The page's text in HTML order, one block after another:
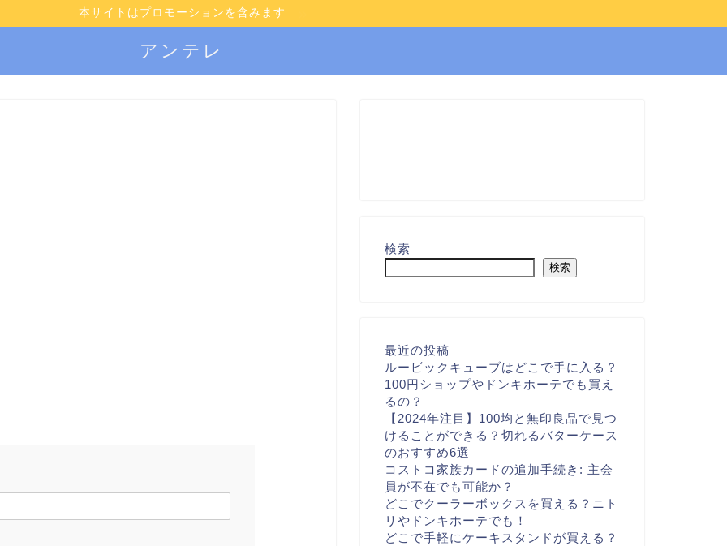
本サイトはプロモーションを含みます
アンテレ
検索
検索
最近の投稿
ルービックキューブはどこで手に入る？
100円ショップやドンキホーテでも買え
るの？
【2024年注目】100均と無印良品で見つ
けることができる？切れるバターケース
のおすすめ6選
コストコ家族カードの追加手続き: 主会
員が不在でも可能か？
どこでクーラーボックスを買える？ニト
リやドンキホーテでも！
どこで手軽にケーキスタンドが買える？